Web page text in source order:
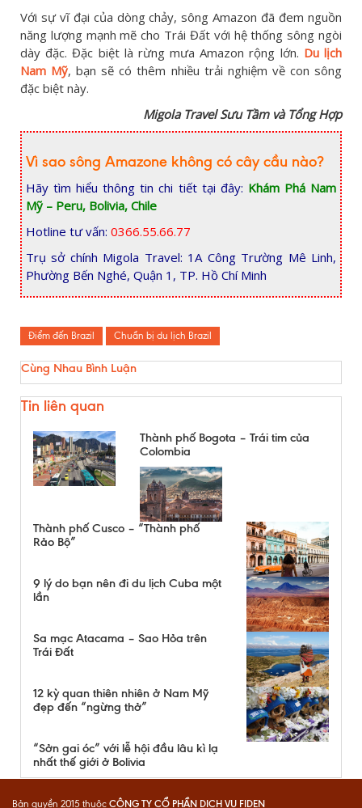
Với sự vĩ đại của dòng chảy, sông Amazon đã đem nguồn
năng lượng mạnh mẽ cho Trái Đất với hệ thống sông ngòi
dày đặc. Đặc biệt là rừng mưa Amazon rộng lớn. Du lịch
Nam Mỹ, bạn sẽ có thêm nhiều trải nghiệm về con sông
đặc biệt này.
Migola Travel Sưu Tầm và Tổng Hợp
Vì sao sông Amazone không có cây cầu nào?
Hãy tìm hiểu thông tin chi tiết tại đây: Khám Phá Nam
Mỹ – Peru, Bolivia, Chile
Hotline tư vấn: 0366.55.66.77
Trụ sở chính Migola Travel: 1A Công Trường Mê Linh,
Phường Bến Nghé, Quận 1, TP. Hồ Chí Minh
Điểm đến Brazil Chuẩn bị du lịch Brazil
Cùng Nhau Bình Luận
Tin liên quan
Thành phố Bogota – Trái tim của
Colombia
Thành phố Cusco – “Thành phố
Rảo Bộ”
9 lý do bạn nên đi du lịch Cuba một
lần
Sa mạc Atacama – Sao Hỏa trên
Trái Đất
12 kỳ quan thiên nhiên ở Nam Mỹ
đẹp đến “ngừng thở”
“Sởn gai óc” với lễ hội đầu lâu kì lạ
nhất thế giới ở Bolivia
Bản quyền 2015 thuộc CÔNG TY CỔ PHẦN DỊCH VỤ FIDEN